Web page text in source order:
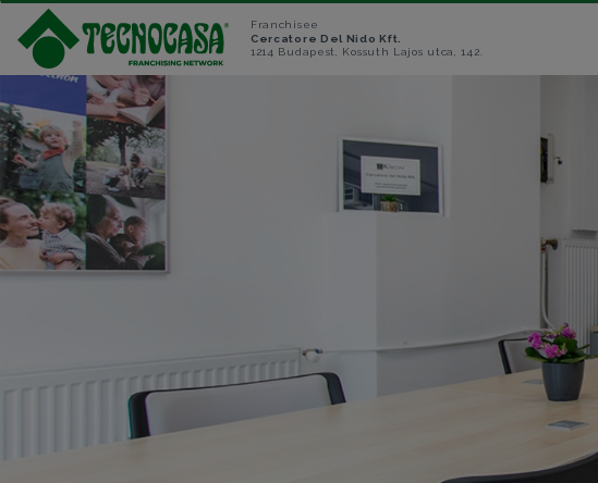
Franchisee
Cercatore Del Nido Kft.
1214 Budapest, Kossuth Lajos utca, 142.